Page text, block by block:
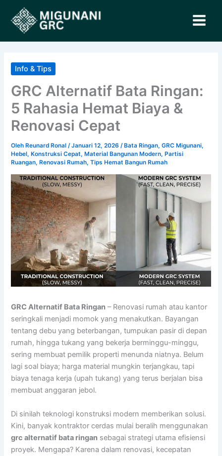
konten
Info & Tips
GRC Alternatif Bata Ringan:
5 Rahasia Hemat Biaya &
Renovasi Cepat
Oleh Reunard Ronal/Januari 12, 2026/ Bata Ringan,GRC Migunani,
Hebel, Konstruksi Cepat, Material Bangunan Modern, Partisi
Ruangan, Renovasi Rumah,Tips Hemat Bangun Rumah
GRC Alternatif Bata Ringan – Renovasi rumah atau kantor
seringkali menjadi momok yang menakutkan. Bayangan
tentang debu yang beterbangan, tumpukan pasir di depan
rumah, hingga tukang yang bekerja berminggu-minggu,
sering membuat pemilik properti menunda niatnya. Belum
lagi soal biaya; harga material mungkin terjangkau, tapi
biaya tenaga kerja (upah tukang) yang terus berjalan bisa
membuat anggaran jebol.
Di sinilah teknologi konstruksi modern memberikan solusi.
Kini, banyak kontraktor cerdas mulai beralih menggunakan
grc alternatif bata ringan sebagai strategi utama efisiensi
proyek. Mengapa? Karena dalam renovasi, kecepatan